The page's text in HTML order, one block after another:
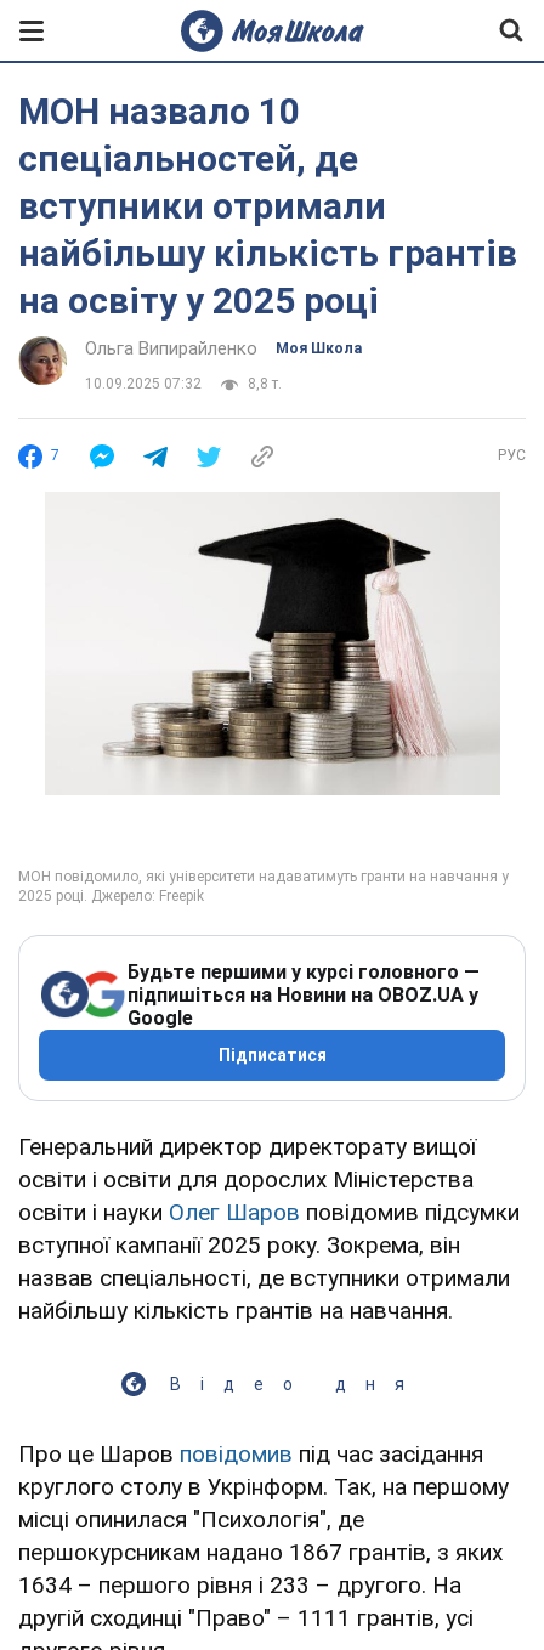
МОН назвало 10
спеціальностей, де
вступники отримали
найбільшу кількість грантів
на освіту у 2025 році
Ольга Випирайленко Моя Школа
10.09.2025 07:32 8,8 т.
7 РУС
Будьте першими у курсі головного —
підпишіться на Новини на OBOZ.UA у
Google
Підписатися
Генеральний директор директорату вищої
освіти і освіти для дорослих Міністерства
освіти і науки Олег Шаров повідомив підсумки
вступної кампанії 2025 року. Зокрема, він
назвав спеціальності, де вступники отримали
найбільшу кількість грантів на навчання.
Відео дня
Play Video